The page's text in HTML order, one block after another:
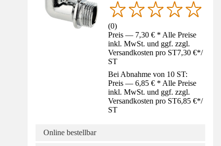
(0)
Preis — 7,30 € * Alle Preise
inkl. MwSt. und ggf. zzgl.
Versandkosten pro ST7,30 €*/
ST
Bei Abnahme von 10 ST:
Preis — 6,85 € * Alle Preise
inkl. MwSt. und ggf. zzgl.
Versandkosten pro ST6,85 €*/
ST
Online bestellbar